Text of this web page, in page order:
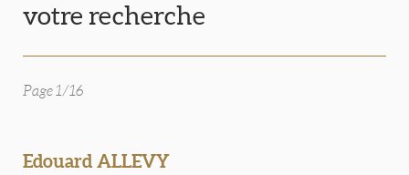
votre recherche
Page 1/16
Edouard ALLEVY